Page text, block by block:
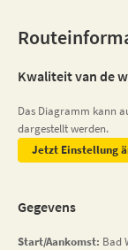
Kwaliteit van de
Das Diagramm kann
dargestellt werden.
Jetzt Einstellung
Gegevens
Start/Aankomst: Bad